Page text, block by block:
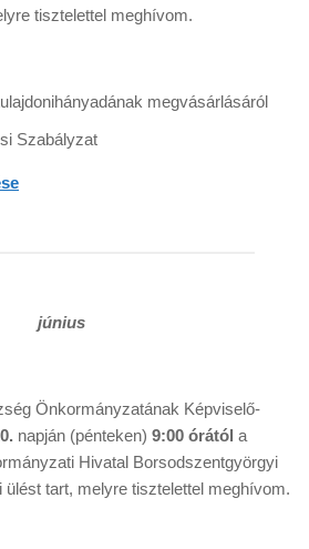
tisztelettel meghívom.
megvásárlásáról
Szabályzat
június
Önkormányzatának Képviselő-
napján (pénteken) 9:00 órától a
Hivatal Borsodszentgyörgyi
ülést tart, melyre tisztelettel meghívom.